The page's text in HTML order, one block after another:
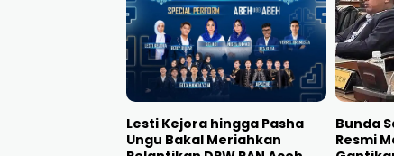
Lesti Kejora hingga Pasha
Ungu Bakal Meriahkan
Bunda
Resmi